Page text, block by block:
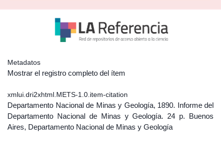
Metadatos
Mostrar el registro completo del ítem
xmlui.dri2xhtml.METS-1.0.item-citation
Departamento Nacional de Minas y Geología, 1890. Informe del
Departamento Nacional de Minas y Geología. 24 p. Buenos
Aires, Departamento Nacional de Minas y Geología